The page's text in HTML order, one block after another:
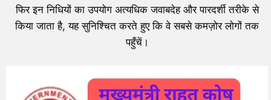
फिर इन निधियों का उपयोग अत्यधिक जवाबदेह और पारदर्शी तरीके से
किया जाता है, यह सुनिश्चित करते हुए कि वे सबसे कमज़ोर लोगों तक
पहुँचें।